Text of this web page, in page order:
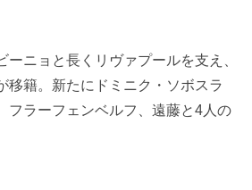
ーニョと長くリヴァプールを支え、
移籍。新たにドミニク・ソボスラ
フラーフェンベルフ、遠藤と4人の